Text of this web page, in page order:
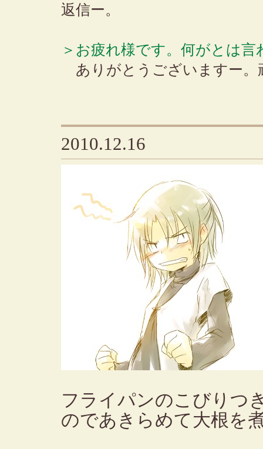
返信ー。
＞お疲れ様です。何がとは言
ありがとうございますー。
2010.12.16
フライパンのこびりつ
のであきらめて大根を